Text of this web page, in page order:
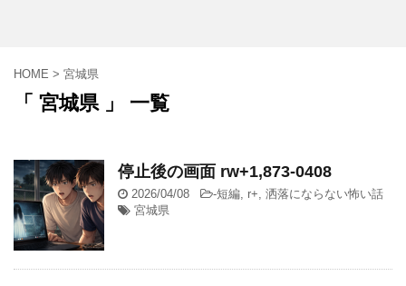
HOME > 宮城県
「 宮城県 」 一覧
停止後の画面 rw+1,873-0408
2026/04/08 -短編, r+, 洒落にならない怖い話
宮城県